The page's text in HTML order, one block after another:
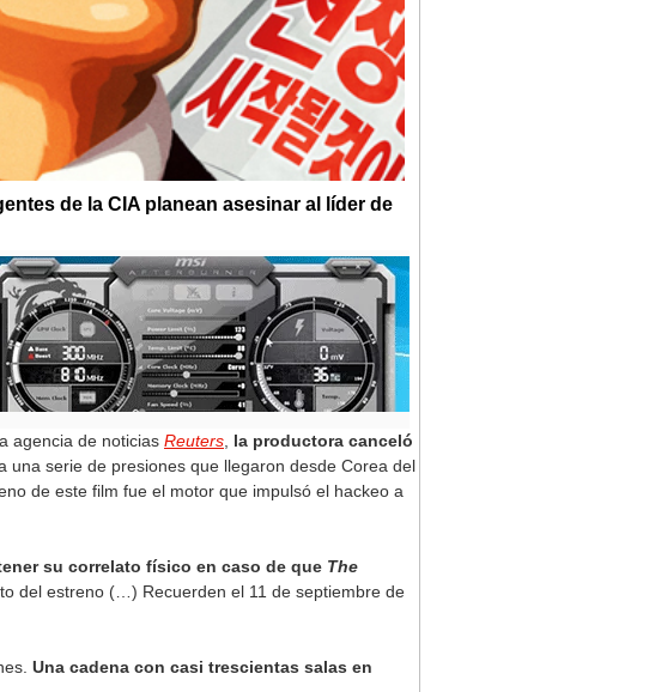
de la CIA planean asesinar al líder de
agencia de noticias Reuters la productora canceló
una serie de presiones que llegaron desde Corea del
de este film fue el motor que impulsó el hackeo a
su correlato físico en caso de que The
del estreno (…) Recuerden el 11 de septiembre de
Una cadena con casi trescientas salas en